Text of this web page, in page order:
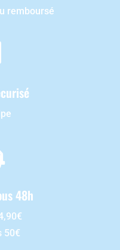
remboursé
48h
50€